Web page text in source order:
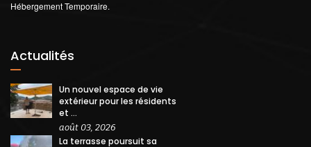
Hébergement Temporaire.
Actualités
Un nouvel espace de vie
extérieur pour les résidents
et ...
août 03, 2026
La terrasse poursuit sa